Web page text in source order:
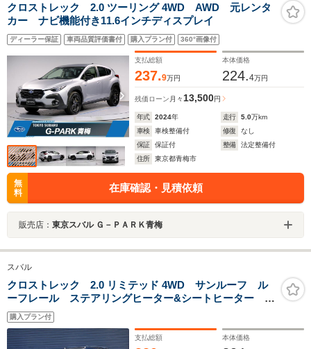
クロストレック 2.0 ツーリング 4WD AWD 元レンタ
カー ナビ機能付き11.6インチディスプレイ
ディーラー保証 車両品質評価書付 購入プラン付 360°画像付
支払総額
237.9万円
本体価格
224.4万円
残価ローン 月々 13,500円
年式 2024年 走行 5.0万km
車検
車検整備付 修復
なし
保証
保証付 整備
法定整備付
住所
東京都青梅市
無
料
在庫確認・見積依頼
販売店： 東京スバル Ｇ－ＰＡＲＫ青梅
スバル
クロストレック 2.0 リミテッド 4WD サンルーフ ル
ーフレール ステアリングヒーター&シートヒーター 全
周囲カメラ 11.6型ナビ レーダークルーズコントロー
ル 禁煙車ワンオーナー コーナーセンサー LEDヘッ
ドライト ETC
購入プラン付
支払総額 本体価格